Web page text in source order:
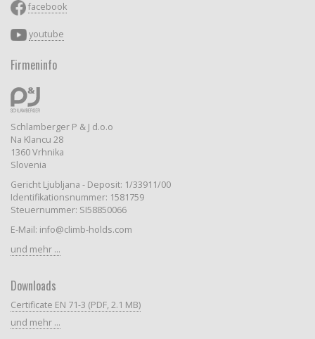
facebook
youtube
Firmeninfo
Schlamberger P & J d.o.o
Na Klancu 28
1360 Vrhnika
Slovenia
Gericht Ljubljana - Deposit: 1/33911/00
Identifikationsnummer: 1581759
Steuernummer: SI58850066
E-Mail: info@climb-holds.com
und mehr ...
Downloads
Certificate EN 71-3 (PDF, 2.1 MB)
und mehr ...